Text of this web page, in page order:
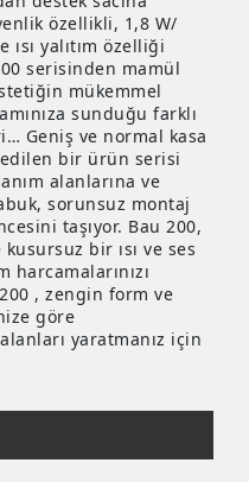
özellikli, 1,8 W/
ısı yalıtım özelliği
serisinden mamül
mükemmel
sunduğu farklı
Geniş ve normal kasa
bir ürün serisi
alanlarına ve
sorunsuz montaj
taşıyor. Bau 200,
bir ısı ve ses
harcamalarınızı
, zengin form ve
göre
yaratmanız için